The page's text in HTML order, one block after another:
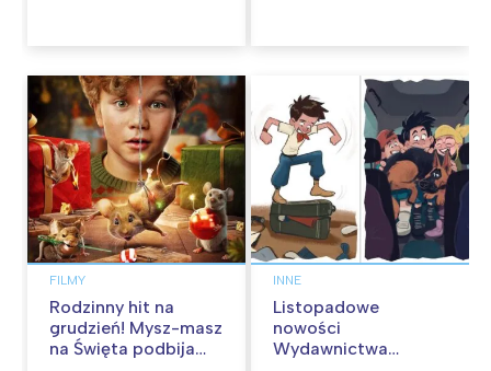
FILMY
Rodzinny hit na
grudzień! Mysz-masz
na Święta podbija
INNE
Listopadowe
nowości
Wydawnictwa